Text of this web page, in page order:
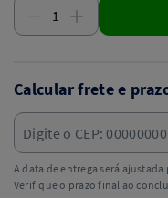
Calcular frete e
A data de entrega será
Verifique o prazo final ao